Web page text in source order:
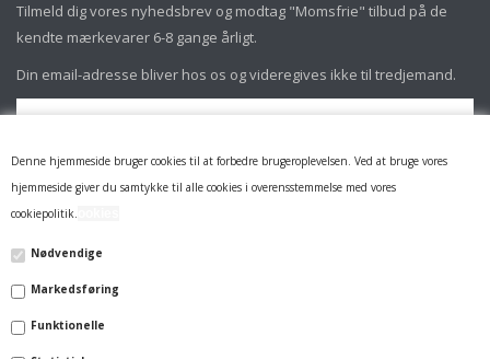
Denne hjemmeside bruger cookies til at forbedre brugeroplevelsen. Ved at bruge vores
hjemmeside giver du samtykke til alle cookies i overensstemmelse med vores
cookiepolitik.
Nødvendige
Markedsføring
Funktionelle
Tilmeld dig vores nyhedsbrev og modtag "Momsfrie" tilbud på de
kendte mærkevarer 6-8 gange årligt.
Din email-adresse bliver hos os og videregives ikke til tredjemand.
INFORMATION